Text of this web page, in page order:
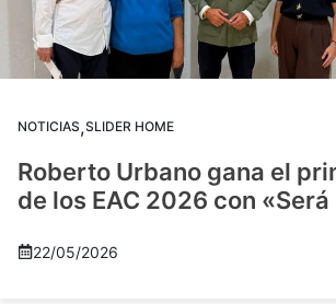
NOTICIAS,SLIDER HOME
Roberto Urbano gana el
de los EAC 2026 con «Será
22/05/2026